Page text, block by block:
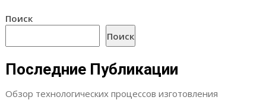
Поиск
Поиск
Последние Публикации
Обзор технологических процессов изготовления